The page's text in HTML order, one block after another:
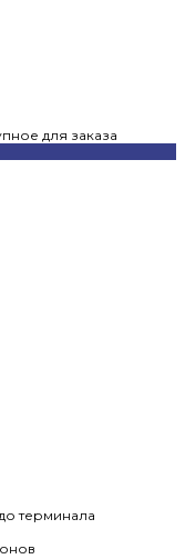
для заказа
терминала